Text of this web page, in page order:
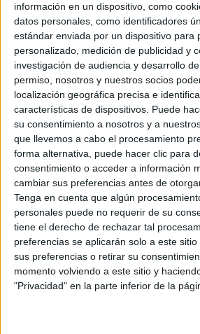
información en un dispositivo, como
datos personales, como identificadores
estándar enviada por un dispositivo para
personalizado, medición de publicidad y
investigación de audiencia y desarrollo de
permiso, nosotros y nuestros socios
localización geográfica precisa e
características de dispositivos. Puede
su consentimiento a nosotros y a
que llevemos a cabo el procesamiento
forma alternativa, puede hacer clic para
consentimiento o acceder a información
cambiar sus preferencias antes de
Tenga en cuenta que algún
personales puede no requerir de su
tiene el derecho de rechazar tal
preferencias se aplicarán solo a este
sus preferencias o retirar su
momento volviendo a este sitio y
"Privacidad" en la parte inferior de la
Sobre ti
Soy:*
Chico
Chica
¿En qué año terminas (o terminaste)
Soy estudiante de:*
Términos y Condiciones
Aceptolos Términos y Condiciones